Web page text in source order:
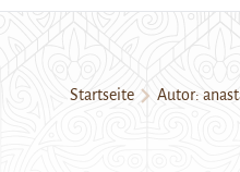
Startseite Autor: